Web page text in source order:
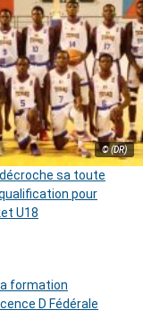
© (DR)
sa toute
pour
U18
formation
D Fédérale